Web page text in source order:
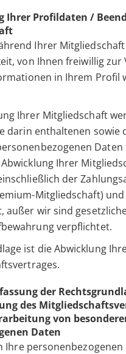
Ihrer Profildaten /
Ihrer
von Ihnen freiwillig zur
in Ihrem Profil
Ihrer Mitgliedschaft
darin enthaltenen sowie
Daten
Ihrer
der
Mitgliedschaft)
außer wir sind
verpflichtet.
ist die Abwicklung
der
des
von
Daten
Ihre